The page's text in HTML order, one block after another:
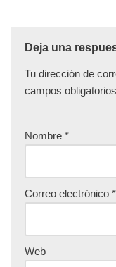
Deja una
Tu dirección de
campos
Nombre *
Correo electrónico *
Web